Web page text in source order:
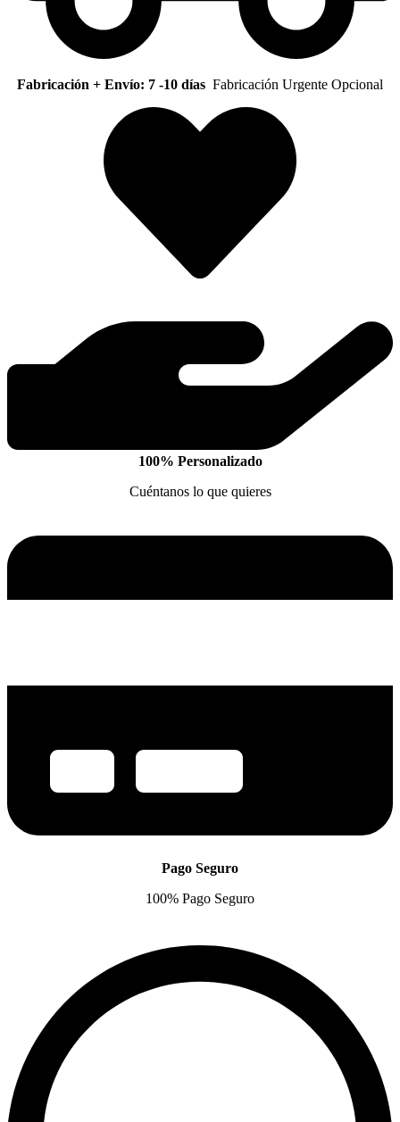
Fabricación + Envío: 7 -10 días Fabricación Urgente Opcional
100% Personalizado
Cuéntanos lo que quieres
Pago Seguro
100% Pago Seguro